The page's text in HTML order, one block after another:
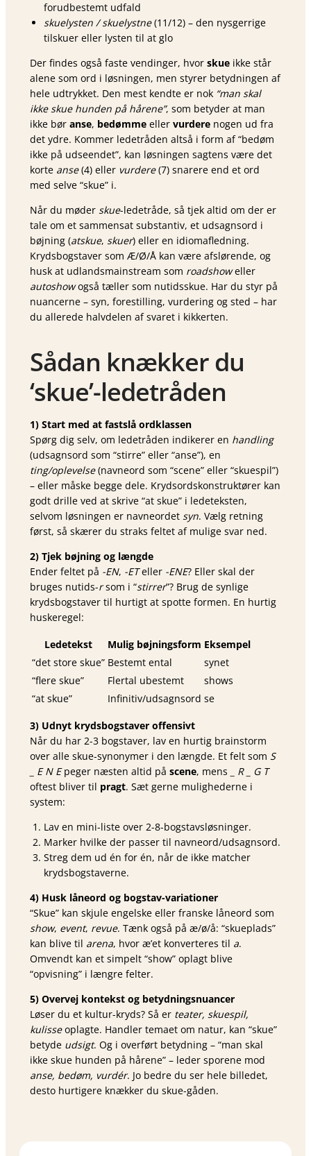
forudbestemt udfald
skuelysten / skuelystne(11/12) – den nysgerrige
tilskuer eller lysten til at glo
Der findes også faste vendinger, hvor skue ikke står
alene som ord i løsningen, men styrer betydningen af
hele udtrykket. Den mest kendte er nok “man skal
ikke skue hunden på hårene”, som betyder at man
ikke bør anse, bedømme eller vurdere nogen ud fra
det ydre. Kommer ledetråden altså i form af “bedøm
ikke på udseendet”, kan løsningen sagtens være det
korte anse(4) eller vurdere(7) snarere end et ord
med selve “skue” i.
Når du møder skue-ledetråde, så tjek altid om der er
tale om et sammensat substantiv, et udsagnsord i
bøjning (atskue, skuer) eller en idiom­afledning.
Krydsbogstaver som Æ/Ø/Å kan være afslørende, og
husk at udlands­mainstream som roadshoweller
autoshowogså tæller som nutids­skue. Har du styr på
nuancerne – syn, forestilling, vurdering og sted – har
du allerede halvdelen af svaret i kikkerten.
Sådan knækker du
‘skue’-ledetråden
1) Start med at fastslå ordklassen
Spørg dig selv, om ledetråden indikerer en handling
(udsagnsord som “stirre” eller “anse”), en
ting/oplevelse(navneord som “scene” eller “skuespil”)
– eller måske begge dele. Krydsordskonstruktører kan
godt drille ved at skrive “at skue” i ledeteksten,
selvom løsningen er navneordet syn. Vælg retning
først, så skærer du straks feltet af mulige svar ned.
2) Tjek bøjning og længde
Ender feltet på -EN, -ETeller -ENE? Eller skal der
bruges nutids-rsom i “stirrer”? Brug de synlige
krydsbogstaver til hurtigt at spotte formen. En hurtig
huskeregel:
Ledetekst Mulig bøjningsform Eksempel
“det store skue” Bestemt ental
synet
“flere skue”
Flertal ubestemt
shows
“at skue”
Infinitiv/udsagnsord se
3) Udnyt krydsbogstaver offensivt
Når du har 2-3 bogstaver, lav en hurtig brainstorm
over alle skue-synonymer i den længde. Et felt som S
_ E N Epeger næsten altid på scene, mens
_ R _ G T
oftest bliver til pragt. Sæt gerne mulighederne i
system:
Lav en mini-liste over 2-8-bogstavsløsninger.
Marker hvilke der passer til navneord/udsagnsord.
Streg dem ud én for én, når de ikke matcher
krydsbogstaverne.
4) Husk låneord og bogstav-variationer
“Skue” kan skjule engelske eller franske låneord som
show, event, revue. Tænk også på æ/ø/å: “skueplads”
kan blive til arena, hvor æ’et konverteres til a.
Omvendt kan et simpelt “show” oplagt blive
“opvisning” i længre felter.
5) Overvej kontekst og betydningsnuancer
Løser du et kultur-kryds? Så er teater, skuespil,
kulisseoplagte. Handler temaet om natur, kan “skue”
betyde udsigt. Og i overført betydning – “man skal
ikke skue hunden på hårene” – leder sporene mod
anse, bedøm, vurdér. Jo bedre du ser hele billedet,
desto hurtigere knækker du skue-gåden.